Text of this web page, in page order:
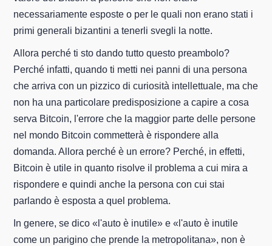
necessariamente esposte o per le quali non erano stati i
primi generali bizantini a tenerli svegli la notte.
Allora perché ti sto dando tutto questo preambolo?
Perché infatti, quando ti metti nei panni di una persona
che arriva con un pizzico di curiosità intellettuale, ma che
non ha una particolare predisposizione a capire a cosa
serva Bitcoin, l'errore che la maggior parte delle persone
nel mondo Bitcoin commetterà è rispondere alla
domanda. Allora perché è un errore? Perché, in effetti,
Bitcoin è utile in quanto risolve il problema a cui mira a
rispondere e quindi anche la persona con cui stai
parlando è esposta a quel problema.
In genere, se dico «l'auto è inutile» e «l'auto è inutile
come un parigino che prende la metropolitana», non è